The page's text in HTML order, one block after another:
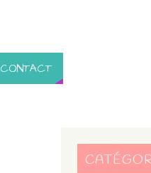
CONTACT